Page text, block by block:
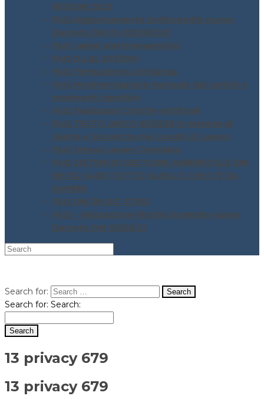
REGIONI 2025
FAQ Aggiornamento Antincendio nuovo
Decreto DM 01-02/09/2021
FAQ campi elettromagnetici
FAQ D.Lgs 231/2001
FAQ Formazione a Distanza
FAQ Movimentazione manuale dei carichi e
movimenti ripetitivi
FAQ Radiazioni Ottiche Artificiali
FAQ TESTO UNICO 81/2028 in materia di
Salute e Sicurezza nei Luoghi di Lavoro
FAQ Stress Lavoro Correlato
FAQ SISTEMI DI GESTIONE AMBIENTALE UNI
EN ISO 14001 TUTTO QUELLO CHE C’È DA
SAPERE
FAQ UNI EN ISO 37001
FAQ – Valutazione Rischio incendio nuovo
Decreto DM 03/06/21
Search for:
Search for: Search:
13 privacy 679
13 privacy 679